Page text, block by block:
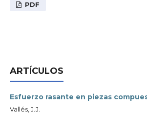
PDF
ARTÍCULOS
Esfuerzo rasante en piezas
Vallés, J.J.